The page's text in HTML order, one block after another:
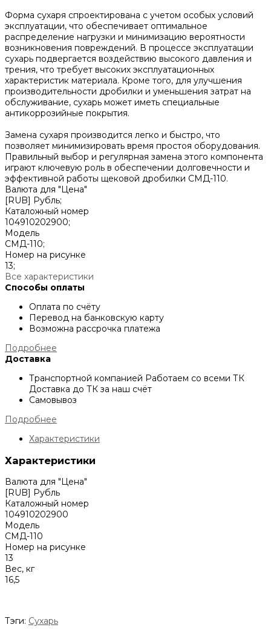
Форма сухаря спроектирована с учетом особых условий
эксплуатации, что обеспечивает оптимальное
распределение нагрузки и минимизацию вероятности
возникновения повреждений. В процессе эксплуатации
сухарь подвергается воздействию высокого давления и
трения, что требует высоких эксплуатационных
характеристик материала. Кроме того, для улучшения
производительности дробилки и уменьшения затрат на
обслуживание, сухарь может иметь специальные
антикоррозийные покрытия.
Замена сухаря производится легко и быстро, что
позволяет минимизировать время простоя оборудования.
Правильный выбор и регулярная замена этого компонента
играют ключевую роль в обеспечении долговечности и
эффективной работы щековой дробилки СМД-110.
Валюта для "Цена"
[RUB] Рубль;
Каталожный номер
104910202900;
Модель
СМД-110;
Номер на рисунке
13;
Все характеристики
Способы оплаты
Оплата по счёту
Перевод на банковскую карту
Возможна рассрочка платежа
Подробнее
Доставка
Транспортной компанией Работаем со всеми ТК
Доставка до ТК за наш счёт
Самовывоз
Подробнее
Характеристики
Характеристики
Валюта для "Цена"
[RUB] Рубль
Каталожный номер
104910202900
Модель
СМД-110
Номер на рисунке
13
Вес, кг
16,5
Тэги: Сухарь